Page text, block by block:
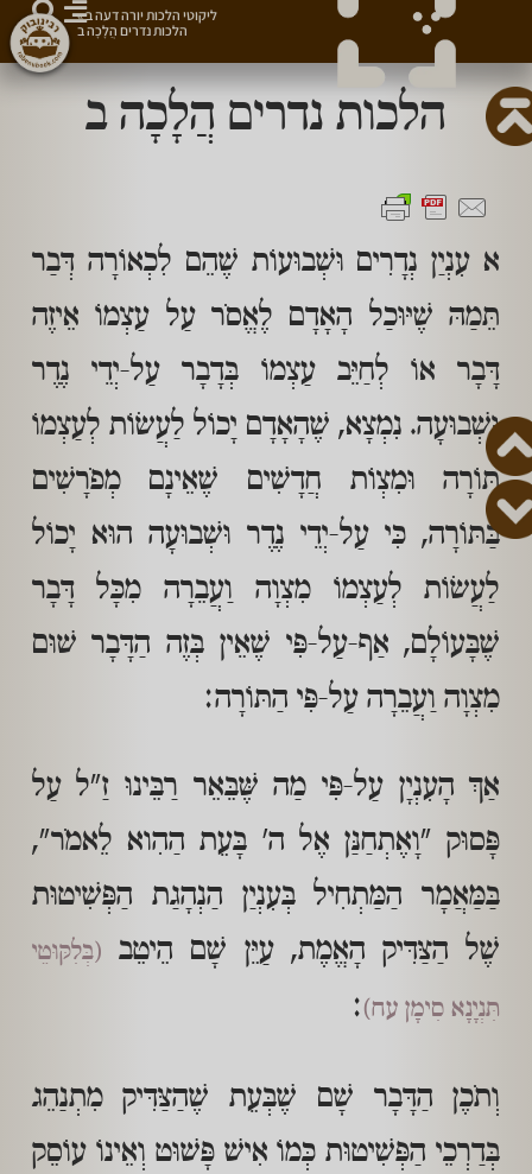
הלכות נדרים הֲלָכָה ב
א עִנְיַן נְדָרִים וּשְׁבוּעוֹת שֶׁהֵם לִכְאוֹרָה דְּבַר
תֵּמַהּ שֶׁיּוּכַל הָאָדָם לֶאֱסֹר עַל עַצְמוֹ אֵיזֶה
דָּבָר אוֹ לְחַיֵּב עַצְמוֹ בְּדָבָר עַל-יְדֵי נֶדֶר
וּשְׁבוּעָה. נִמְצָא, שֶׁהָאָדָם יָכוֹל לַעֲשׂוֹת לְעַצְמוֹ
תּוֹרָה וּמִצְוֹת חֲדָשִׁים שֶׁאֵינָם מְפֹרָשִׁים
בַּתּוֹרָה, כִּי עַל-יְדֵי נֶדֶר וּשְׁבוּעָה הוּא יָכוֹל
לַעֲשׂוֹת לְעַצְמוֹ מִצְוָה וַעֲבֵרָה מִכָּל דָּבָר
שֶׁבָּעוֹלָם, אַף-עַל-פִּי שֶׁאֵין בְּזֶה הַדָּבָר שׁוּם
מִצְוָה וַעֲבֵרָה עַל-פִּי הַתּוֹרָה:
אַךְ הָעִנְיָן עַל-פִּי מַה שֶּׁבֵּאֵר רַבֵּינוּ זַ"ל עַל
פָּסוּק "וָאֶתְחַנַּן אֶל ה' בָּעֵת הַהִוא לֵאמֹר",
בַּמַּאֲמָר הַמַּתְחִיל בְּעִנְיַן הַנְהָגַת הַפְּשִׁיטוּת
שֶׁל הַצַּדִּיק הָאֱמֶת, עַיֵּן שָׁם הֵיטֵב (בְּלִקּוּטֵי
תִּנְיָנָא סִימָן עח):
וְתֹכֶן הַדָּבָר שָׁם שֶׁבְּעֵת שֶׁהַצַּדִּיק מִתְנַהֵג
בְּדַרְכֵי הַפְּשִׁיטוּת כְּמוֹ אִישׁ פָּשׁוּט וְאֵינוֹ עוֹסֵק
ליקוטי הלכות יורה דעה ב»
הלכות נדרים הֲלָכָה ב